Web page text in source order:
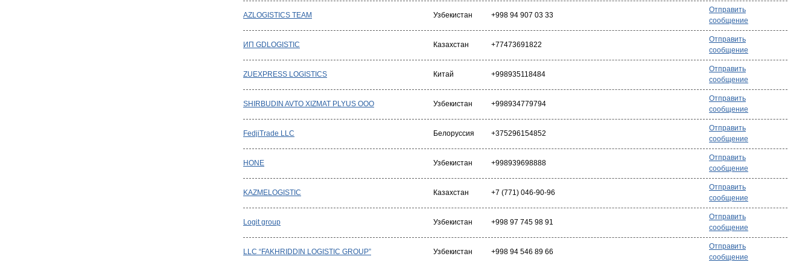
AZLOGISTICS TEAM Узбекистан +998 94 907 03 33
Отправить
сообщение
ИП GDLOGISTIC Казахстан +77473691822
Отправить
сообщение
ZUEXPRESS LOGISTICS Китай +998935118484
Отправить
сообщение
SHIRBUDIN AVTO XIZMAT PLYUS ООО Узбекистан +998934779794
Отправить
сообщение
FedjiTrade LLC Белоруссия +375296154852
Отправить
сообщение
HONE Узбекистан +998939698888
Отправить
сообщение
KAZMELOGISTIC Казахстан +7 (771) 046-90-96
Отправить
сообщение
Logit group Узбекистан +998 97 745 98 91
Отправить
сообщение
LLC “FAKHRIDDIN LOGISTIC GROUP” Узбекистан +998 94 546 89 66
Отправить
сообщение